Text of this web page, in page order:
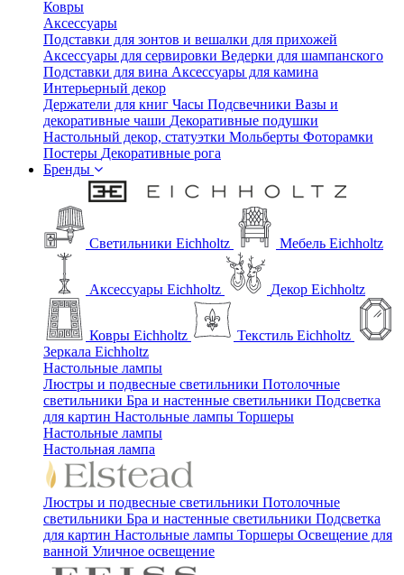
Ковры
Аксессуары
Подставки для зонтов и вешалки для прихожей
Аксессуары для сервировки Ведерки для шампанского
Подставки для вина Аксессуары для камина
Интерьерный декор
Держатели для книг Часы Подсвечники Вазы и
декоративные чаши Декоративные подушки
Настольный декор, статуэтки Мольберты Фоторамки
Постеры Декоративные рога
Бренды
Светильники Eichholtz Мебель Eichholtz
Аксессуары Eichholtz Декор Eichholtz
Ковры Eichholtz
Текстиль Eichholtz
Зеркала Eichholtz
Настольные лампы
Люстры и подвесные светильники Потолочные
светильники Бра и настенные светильники Подсветка
для картин Настольные лампы Торшеры
Настольные лампы
Настольная лампа
Люстры и подвесные светильники Потолочные
светильники Бра и настенные светильники Подсветка
для картин Настольные лампы Торшеры Освещение для
ванной Уличное освещение